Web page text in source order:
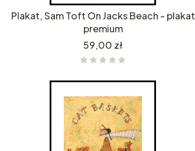
Plakat, Sam Toft On Jacks Beach - plakat
premium
Cena
59,00 zł